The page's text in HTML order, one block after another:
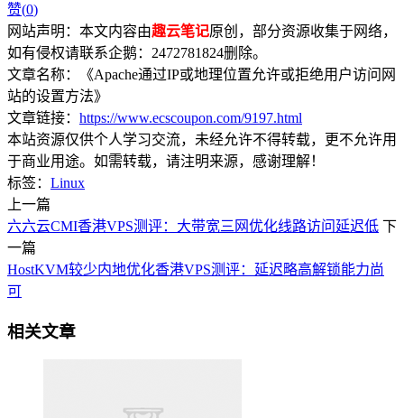
赞(0)
网站声明：本文内容由趣云笔记原创，部分资源收集于网络，
如有侵权请联系企鹅：2472781824删除。
文章名称：《Apache通过IP或地理位置允许或拒绝用户访问网
站的设置方法》
文章链接： https://www.ecscoupon.com/9197.html
本站资源仅供个人学习交流，未经允许不得转载，更不允许用
于商业用途。如需转载，请注明来源，感谢理解！
标签： Linux
上一篇
六六云CMI香港VPS测评：大带宽三网优化线路访问延迟低 下
一篇
HostKVM较少内地优化香港VPS测评：延迟略高解锁能力尚
可
相关文章